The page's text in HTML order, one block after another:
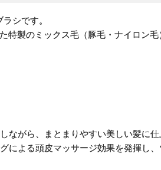
シです。
特製のミックス毛（豚毛・ナイロン
ながら、まとまりやすい美しい髪に
による頭皮マッサージ効果を発揮し